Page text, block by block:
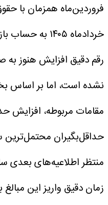
فروردین‌ماه همزمان با
خردادماه ۱۴۰۵ به حساب بازنشستگان واریز شود.
رقم دقیق افزایش هنوز
حداقل‌بگیران محتمل‌ترین
منتظر اطلاعیه‌های بعدی
زمان دقیق واریز این مبالغ